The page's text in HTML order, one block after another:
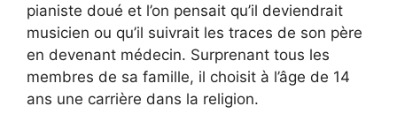
pianiste doué et l’on pensait qu’il deviendrait
musicien ou qu’il suivrait les traces de son père
en devenant médecin. Surprenant tous les
membres de sa famille, il choisit à l’âge de 14
ans une carrière dans la religion.